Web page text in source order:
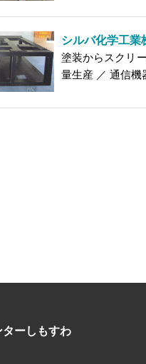
シルバ化学工業
塗装からスクリ
量生産 ／ 通信機
ターしもすわ